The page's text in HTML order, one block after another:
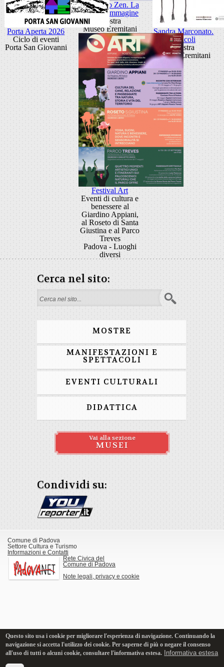
Giancarlo Zen. La
luce fa l'immagine
Mostra
Museo Eremitani
Sandra Marconato.
Oracoli
Mostra
Museo Eremitani
Porta Aperta 2026
Ciclo di eventi
Porta San Giovanni
Festival Art
Eventi di cultura e
benessere al
Giardino Appiani,
al Roseto di Santa
Giustina e al Parco
Treves
Padova - Luoghi
diversi
Cerca nel sito:
Form di ricerca
MOSTRE
MANIFESTAZIONI E
SPETTACOLI
EVENTI CULTURALI
DIDATTICA
Vai alla sezione
MUSEI
Condividi su:
Comune di Padova
Settore Cultura e Turismo
Informazioni e Contatti
Rete Civica del
Comune di Padova
Note legali, privacy e cookie
Questo sito usa i cookie per migliorare l'esperienza di navigazione. Continuando la
navigazione si accetta l'utilizzo dei cookie. Per saperne di più o negare il consenso
all'uso di tutti o alcuni cookie, consultare l'informativa estesa. Informativa estesa